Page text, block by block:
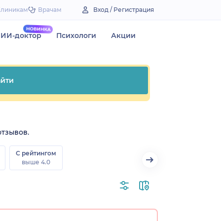
Врачам Вход / Регистрация
ИИ-доктор Психологи Акции
С рейтингом
выше 4.0